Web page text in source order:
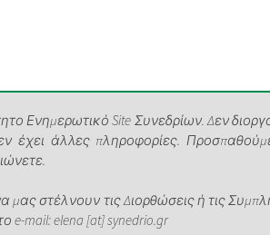
Ενημερωτικό Site Συνεδρίων. Δεν
έχει άλλες πληροφορίες.
στέλνουν τις Διορθώσεις ή τις
mail: elena [at] synedrio.gr